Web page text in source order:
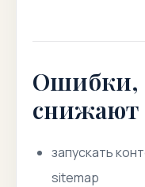
Ошибки,
запускать
sitemap